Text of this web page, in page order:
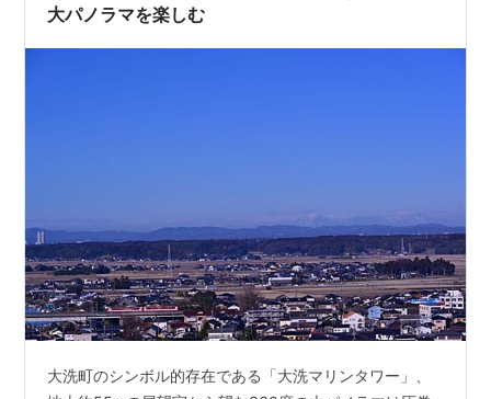
大パノラマを楽しむ
大洗町のシンボル的存在である「大洗マリンタワー」、